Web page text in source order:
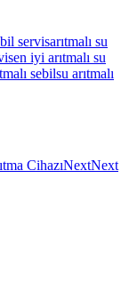
servisarıtmalı su
en iyi arıtmalı su
sebilsu arıtmalı
CihazıNextNext